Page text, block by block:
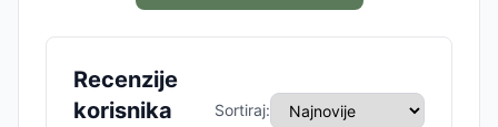
Recenzije
korisnika
Sortiraj: